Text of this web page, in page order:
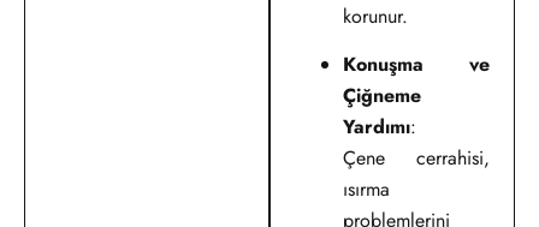
korunur.
Konuşma ve
Çiğneme
Yardımı:
Çene cerrahisi,
ısırma
problemlerini